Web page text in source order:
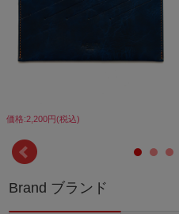
価格:2,200円(税込)
Brand ブランド